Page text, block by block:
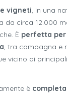
vigneti, in una
da circa 12.000
È perfetta per
, tra campagna e
vicino ai
è